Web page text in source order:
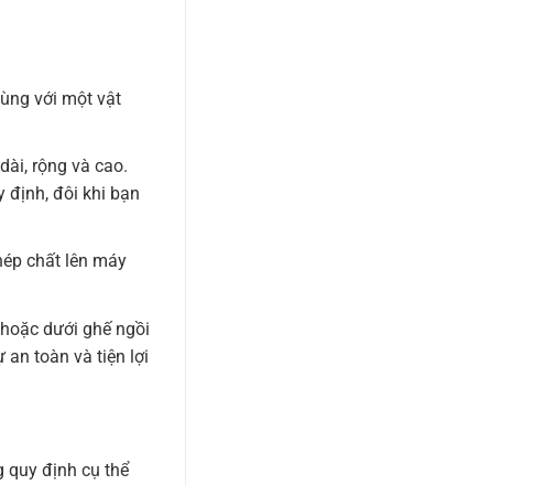
với một vật
rộng và cao.
định, đôi khi bạn
chất lên máy
dưới ghế ngồi
an toàn và tiện lợi
quy định cụ thể